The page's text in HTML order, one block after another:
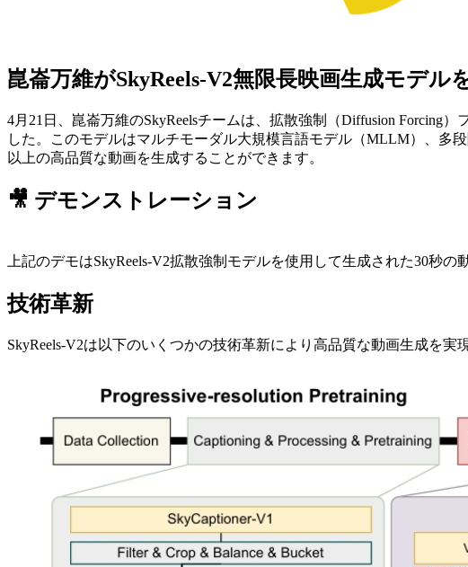
崑崙万維がSkyReels-V2無限長映画生成モデル
4月21日、崑崙万維のSkyReelsチームは、拡散強制（Diffusion Forcing
した。このモデルはマルチモーダル大規模言語モデル（MLLM）、多
以上の高品質な動画を生成することができます。
🎥 デモンストレーション
上記のデモはSkyReels-V2拡散強制モデルを使用して生成された30秒の
技術革新
SkyReels-V2は以下のいくつかの技術革新により高品質な動画生成を実